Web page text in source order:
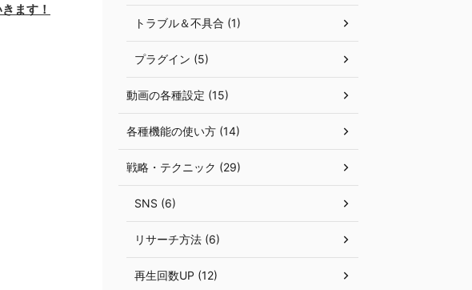
ます！
トラブル＆不具合 (1)
プラグイン (5)
動画の各種設定 (15)
各種機能の使い方 (14)
戦略・テクニック (29)
SNS (6)
リサーチ方法 (6)
再生回数UP (12)